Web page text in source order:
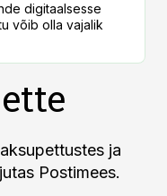
digitaalsesse
võib olla vajalik
ja
Postimees.